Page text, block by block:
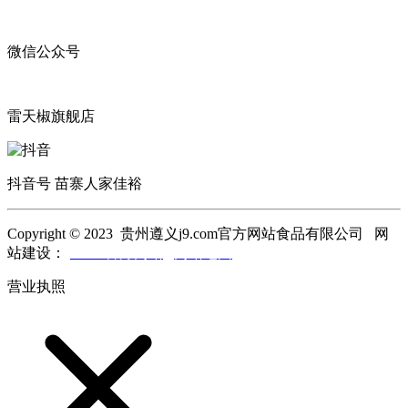
微信公众号
雷天椒旗舰店
抖音号 苗寨人家佳裕
Copyright © 2023 贵州遵义j9.com官方网站食品有限公司 网
站建设：
营业执照